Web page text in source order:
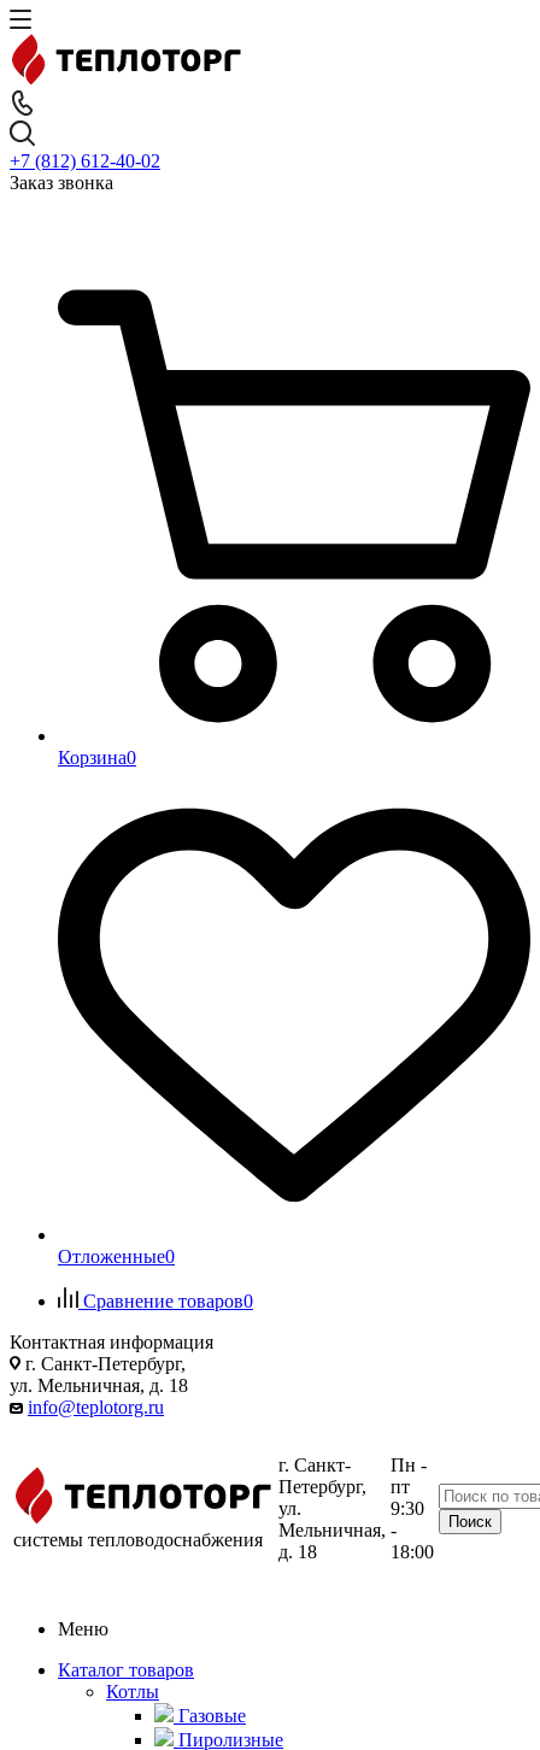
+7 (812) 612-40-02
Заказ звонка
Корзина0
Отложенные0
Сравнение товаров0
Контактная информация
г. Санкт-Петербург,
ул. Мельничная, д. 18
info@teplotorg.ru
системы тепловодоснабжения
г. Санкт-
Петербург,
ул.
Мельничная,
д. 18
Пн -
пт
9:30
-
18:00
Меню
Каталог товаров
Котлы
Газовые
Пиролизные